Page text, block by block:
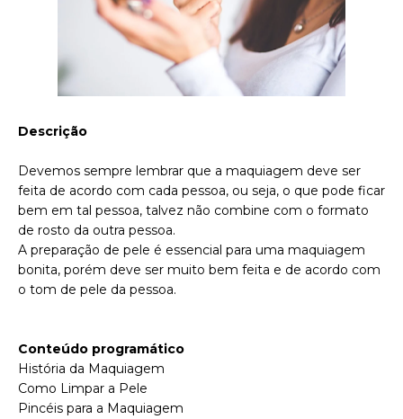
Descrição
Devemos sempre lembrar que a maquiagem deve ser
feita de acordo com cada pessoa, ou seja, o que pode ficar
bem em tal pessoa, talvez não combine com o formato
de rosto da outra pessoa.
A preparação de pele é essencial para uma maquiagem
bonita, porém deve ser muito bem feita e de acordo com
o tom de pele da pessoa.
Conteúdo programático
História da Maquiagem
Como Limpar a Pele
Pincéis para a Maquiagem